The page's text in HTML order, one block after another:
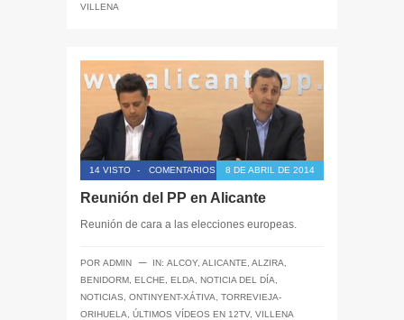
VILLENA
14 VISTO - COMENTARIOS CERRADOS8 DE ABRIL DE 2014
Reunión del PP en Alicante
Reunión de cara a las elecciones europeas.
POR ADMIN ─ IN: ALCOY, ALICANTE, ALZIRA,
BENIDORM, ELCHE, ELDA, NOTICIA DEL DÍA,
NOTICIAS, ONTINYENT-XÁTIVA, TORREVIEJA-
ORIHUELA, ÚLTIMOS VÍDEOS EN 12TV, VILLENA